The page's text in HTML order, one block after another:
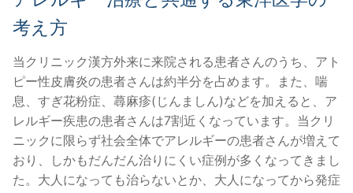
考え方
当クリニック漢方外来に来院される患者さんのうち、アト
ピー性皮膚炎の患者さんは約半分を占めます。また、喘
息、すぎ花粉症、蕁麻疹(じんましん)などを加えると、ア
レルギー疾患の患者さんは7割近くなっています。当クリ
ニックに限らず社会全体でアレルギーの患者さんが増えて
おり、しかもだんだん治りにくい症例が多くなってきまし
た。大人になっても治らないとか、大人になってから発症